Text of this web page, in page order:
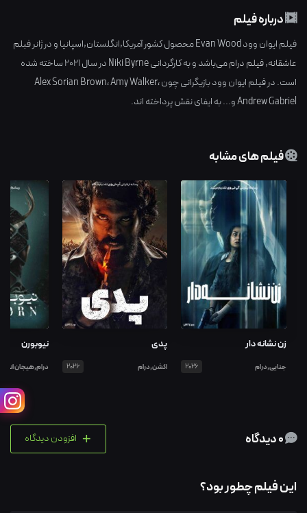
درباره فیلم
فیلم ایوان وود Evan Wood محصول کشور آمریکا,انگلستان,اسپانیاو در ژانرفبلم
عاشقانه,فیلم دراممی‌باشد و به کارگردانیNiki Byrneدر سال2021ساخته شده
است. در فیلم ایوان وود بازیگرانی چون
Alex Sorian Brown،Amy Walker،
Andrew Gabrielو... به ایفای نقش پرداخته اند.
فیلم های مشابه
زن نشانه دار
جنایی,درام 2026
پدی
اکشن,درام 2026
نیوبورن
درام,هیجان انگیز
+ افزودن دیدگاه
این فیلم چطور بود؟